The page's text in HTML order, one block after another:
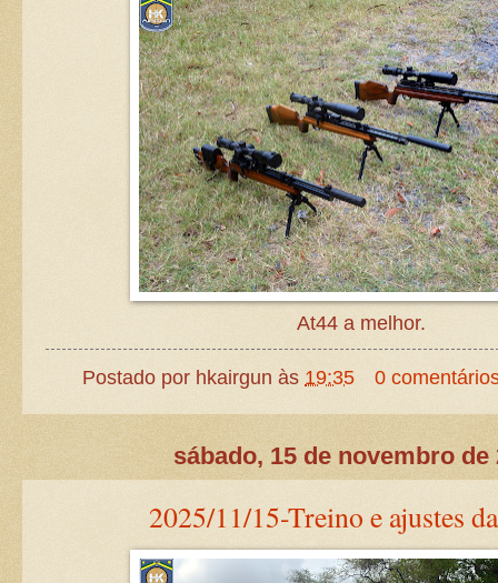
At44 a melhor.
Postado por hkairgun às 19:35 0
sábado, 15 de novembro de
2025/11/15-Treino e ajustes